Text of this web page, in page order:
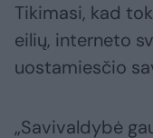
Tikimasi, kad
eilių, interneto
uostamiesčio
„Savivaldybė